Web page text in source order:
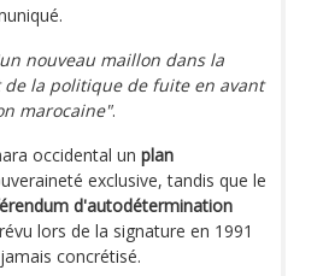
nouveau maillon dans la
la politique de fuite en avant
marocaine".
occidental un plan
exclusive, tandis que le
d'autodétermination
lors de la signature en 1991
concrétisé.